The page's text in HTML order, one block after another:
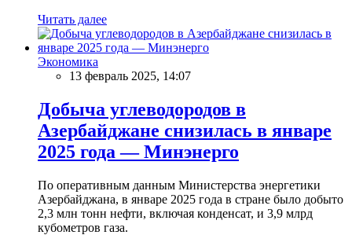
Читать далее
Экономика
13 февраль 2025, 14:07
Добыча углеводородов в
Азербайджане снизилась в январе
2025 года — Минэнерго
По оперативным данным Министерства энергетики
Азербайджана, в январе 2025 года в стране было добыто
2,3 млн тонн нефти, включая конденсат, и 3,9 млрд
кубометров газа.